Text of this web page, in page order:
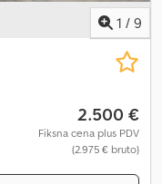
1 / 9
2.500 €
Fiksna cena plus PDV
(2.975 € bruto)